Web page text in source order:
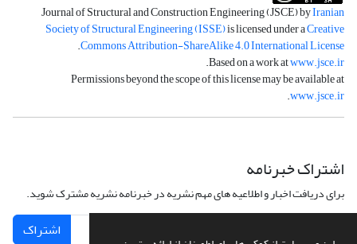
Journal of Structural and Construction Engineering (JSCE) byIranian
Society of Structural Engineering (ISSE)is licensed under aCreative
Commons Attribution-ShareAlike 4.0 International License
.
Based on a work atwww.jsce.ir
.
Permissions beyond the scope of this license may be available at
www.jsce.ir
.
اشتراک خبرنامه
برای دریافت اخبار و اطلاعیه های مهم نشریه در خبرنامه نشریه مشترک شوید.
اشتراک